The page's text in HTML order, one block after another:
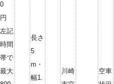
0
円
左記
時間
帯で
最大
長さ
5
m・
幅1.
川崎
空車